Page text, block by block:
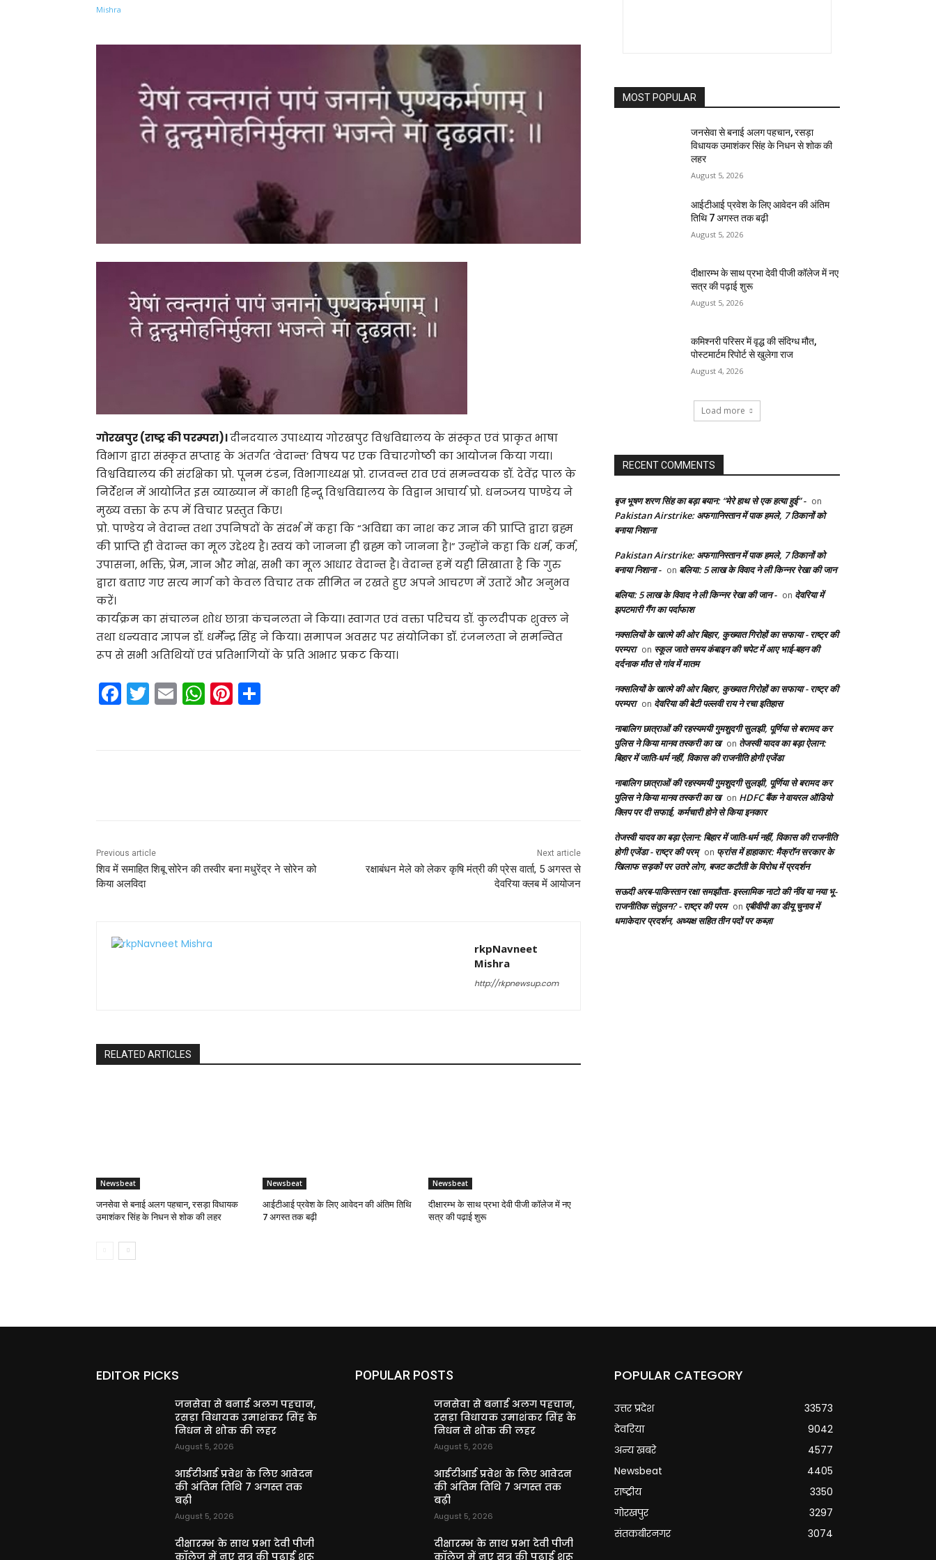
गोरखपुर (राष्ट्र की परम्परा)।दीनदयाल उपाध्याय गोरखपुर विश्वविद्यालय के संस्कृत एवं प्राकृत भाषा
विभाग द्वारा संस्कृत सप्ताह के अंतर्गत ‘वेदान्त’ विषय पर एक विचारगोष्ठी का आयोजन किया गया।
विश्वविद्यालय की संरक्षिका प्रो. पूनम टंडन, विभागाध्यक्ष प्रो. राजवन्त राव एवं समन्वयक डॉ. देवेंद्र पाल के
निर्देशन में आयोजित इस व्याख्यान में काशी हिन्दू विश्वविद्यालय के विद्वान आचार्य प्रो. धनञ्जय पाण्डेय ने
मुख्य वक्ता के रूप में विचार प्रस्तुत किए।
प्रो. पाण्डेय ने वेदान्त तथा उपनिषदों के संदर्भ में कहा कि “अविद्या का नाश कर ज्ञान की प्राप्ति द्वारा ब्रह्म
की प्राप्ति ही वेदान्त का मूल उद्देश्य है। स्वयं को जानना ही ब्रह्म को जानना है।” उन्होंने कहा कि धर्म, कर्म,
उपासना, भक्ति, प्रेम, ज्ञान और मोक्ष, सभी का मूल आधार वेदान्त है। वेदान्त हमें यही सिखाता है कि गुरु
द्वारा बताए गए सत्य मार्ग को केवल विचार तक सीमित न रखते हुए अपने आचरण में उतारें और अनुभव
करें।
कार्यक्रम का संचालन शोध छात्रा कंचनलता ने किया। स्वागत एवं वक्ता परिचय डॉ. कुलदीपक शुक्ल ने
तथा धन्यवाद ज्ञापन डॉ. धर्मेन्द्र सिंह ने किया। समापन अवसर पर संयोजिका डॉ. रंजनलता ने समन्वित
रूप से सभी अतिथियों एवं प्रतिभागियों के प्रति आभार प्रकट किया।
F
a
k
T
w
E
m
W
h
Pi
nt
Previous article
शिव में समाहित शिबू सोरेन की तस्वीर बना मधुरेंद्र ने सोरेन को
किया अलविदा
Next article
रक्षाबंधन मेले को लेकर कृषि मंत्री की प्रेस वार्ता, 5 अगस्त से
देवरिया क्लब में आयोजन
rkpNavneet
Mishra
http://rkpnewsup.com
RELATED ARTICLES
Newsbeat
जनसेवा से बनाई अलग पहचान, रसड़ा विधायक
उमाशंकर सिंह के निधन से शोक की लहर
Newsbeat
आईटीआई प्रवेश के लिए आवेदन की अंतिम तिथि
7 अगस्त तक बढ़ी
Newsbeat
दीक्षारम्भ के साथ प्रभा देवी पीजी कॉलेज में नए
सत्र की पढ़ाई शुरू
MOST POPULAR
जनसेवा से बनाई अलग पहचान, रसड़ा
विधायक उमाशंकर सिंह के निधन से शोक की
लहर
August 5, 2026
आईटीआई प्रवेश के लिए आवेदन की अंतिम
तिथि 7 अगस्त तक बढ़ी
August 5, 2026
दीक्षारम्भ के साथ प्रभा देवी पीजी कॉलेज में नए
सत्र की पढ़ाई शुरू
August 5, 2026
कमिश्नरी परिसर में वृद्ध की संदिग्ध मौत,
पोस्टमार्टम रिपोर्ट से खुलेगा राज
August 4, 2026
Load more
RECENT COMMENTS
बृज भूषण शरण सिंह का बड़ा बयान: “मेरे हाथ से एक हत्या हुई” - on
Pakistan Airstrike: अफगानिस्तान में पाक हमले, 7 ठिकानों को
बनाया निशाना
Pakistan Airstrike: अफगानिस्तान में पाक हमले, 7 ठिकानों को
बनाया निशाना - on बलिया: 5 लाख के विवाद ने ली किन्नर रेखा की जान
बलिया: 5 लाख के विवाद ने ली किन्नर रेखा की जान - on देवरिया में
झपटमारी गैंग का पर्दाफाश
नक्सलियों के खात्मे की ओर बिहार, कुख्यात गिरोहों का सफाया - राष्ट्र की
परम्परा on स्कूल जाते समय कंबाइन की चपेट में आए भाई-बहन की
दर्दनाक मौत से गांव में मातम
नक्सलियों के खात्मे की ओर बिहार, कुख्यात गिरोहों का सफाया - राष्ट्र की
परम्परा on देवरिया की बेटी पल्लवी राय ने रचा इतिहास
नाबालिग छात्राओं की रहस्यमयी गुमशुदगी सुलझी, पूर्णिया से बरामद कर
पुलिस ने किया मानव तस्करी का ख on तेजस्वी यादव का बड़ा ऐलान:
बिहार में जाति-धर्म नहीं, विकास की राजनीति होगी एजेंडा
नाबालिग छात्राओं की रहस्यमयी गुमशुदगी सुलझी, पूर्णिया से बरामद कर
पुलिस ने किया मानव तस्करी का ख on HDFC बैंक ने वायरल ऑडियो
क्लिप पर दी सफाई, कर्मचारी होने से किया इनकार
तेजस्वी यादव का बड़ा ऐलान: बिहार में जाति-धर्म नहीं, विकास की राजनीति
होगी एजेंडा - राष्ट्र की परम् on फ्रांस में हाहाकार: मैक्रॉन सरकार के
खिलाफ सड़कों पर उतरे लोग, बजट कटौती के विरोध में प्रदर्शन
सऊदी अरब-पाकिस्तान रक्षा समझौता- इस्लामिक नाटो की नींव या नया भू-
राजनीतिक संतुलन? - राष्ट्र की परम on एबीवीपी का डीयू चुनाव में
धमाकेदार प्रदर्शन, अध्यक्ष सहित तीन पदों पर कब्ज़ा
EDITOR PICKS
जनसेवा से बनाई अलग पहचान,
रसड़ा विधायक उमाशंकर सिंह के
निधन से शोक की लहर
August 5, 2026
आईटीआई प्रवेश के लिए आवेदन
की अंतिम तिथि 7 अगस्त तक
बढ़ी
August 5, 2026
दीक्षारम्भ के साथ प्रभा देवी पीजी
कॉलेज में नए सत्र की पढ़ाई शुरू
POPULAR POSTS
जनसेवा से बनाई अलग पहचान,
रसड़ा विधायक उमाशंकर सिंह के
निधन से शोक की लहर
August 5, 2026
आईटीआई प्रवेश के लिए आवेदन
की अंतिम तिथि 7 अगस्त तक
बढ़ी
August 5, 2026
दीक्षारम्भ के साथ प्रभा देवी पीजी
कॉलेज में नए सत्र की पढ़ाई शुरू
POPULAR CATEGORY
उत्तर प्रदेश
33573
देवरिया
9042
अन्य खबरे
4577
Newsbeat
4405
राष्ट्रीय
3350
गोरखपुर
3297
संतकबीरनगर
3074